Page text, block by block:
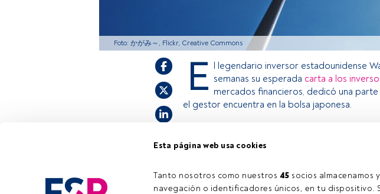
Esta página web usa cookies
Tanto nosotros como nuestros 45 socios almacenamos
navegación o identificadores únicos, en tu dispositivo.
Foto: かがみ～, Flickr, Creative Commons
E l legendario inversor estadounidense
semanas su esperada carta a los
mercados financieros, dedicó una
el gestor encuentra en la bolsa japonesa.
Este es un artículo exclusivo para los usuarios
invitamos a registrarte y disfrutar de todo el
Accede a